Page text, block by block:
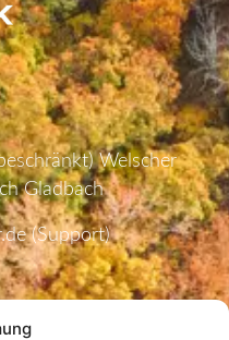
Welscher
Gladbach
(Support)